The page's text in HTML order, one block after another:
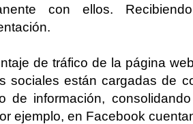
con ellos.
de tráfico de la página
sociales están cargadas de
de información,
ejemplo, en Facebook